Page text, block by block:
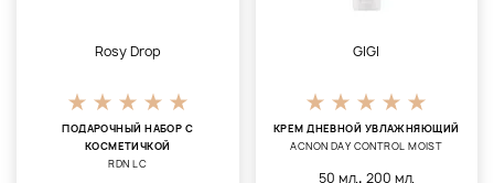
Rosy Drop
ПОДАРОЧНЫЙ НАБОР С
КОСМЕТИЧКОЙ
RDN LC
GIGI
КРЕМ ДНЕВНОЙ УВЛАЖНЯЮЩИЙ
ACNON DAY CONTROL MOIST
50 мл., 200 мл.